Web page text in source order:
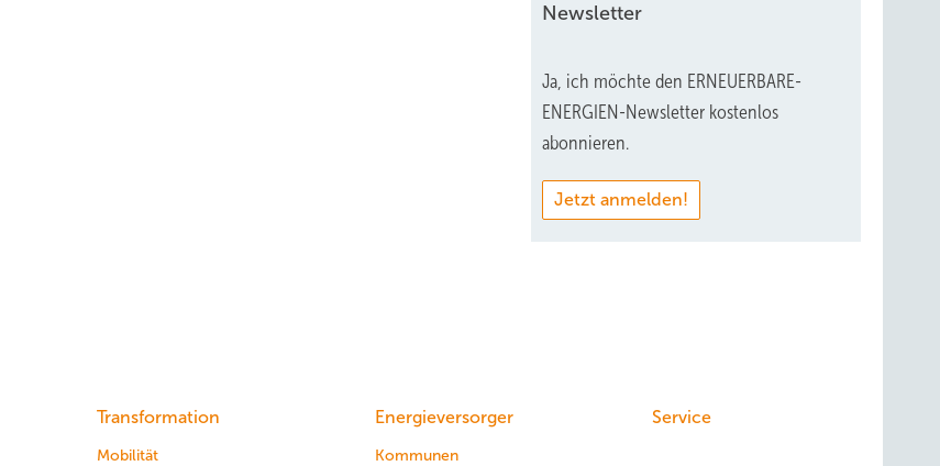
Newsletter
Ja, ich möchte den ERNEUERBARE-
ENERGIEN-Newsletter kostenlos
abonnieren.
Jetzt anmelden!
Transformation
Mobilität
Energieversorger
Kommunen
Service